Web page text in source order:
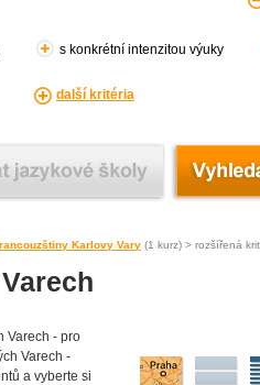
s konkrétní intenzitou výuky
další kritéria
Karlovy Vary (1 kurz) > rozšířená
Varech - pro
Varech -
a vyberte si